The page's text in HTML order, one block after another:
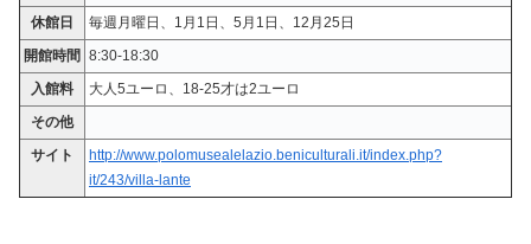
休館日
毎週月曜日、1月1日、5月1日、12月25日
開館時間 8:30-18:30
入館料
大人5ユーロ、18-25才は2ユーロ
その他
サイト
http://www.polomusealelazio.beniculturali.it/index.php?
it/243/villa-lante